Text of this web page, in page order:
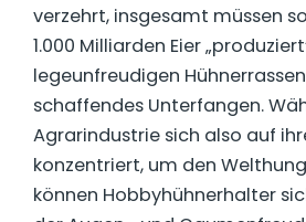
verzehrt, insgesamt müssen
1.000 Milliarden Eier
legeunfreudigen
schaffendes Unterfangen.
Agrarindustrie sich also auf
konzentriert, um den
können Hobbyhühnerhalter